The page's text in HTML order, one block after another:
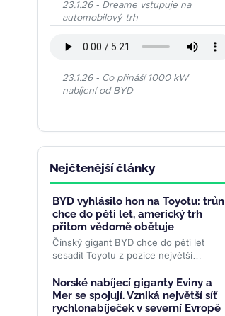
23.1.26 - Dreame vstupuje na
automobilový trh
23.1.26 - Co přináší 1000 kW
nabíjení od BYD
Nejčtenější články
BYD vyhlásilo hon na Toyotu: trůn
chce do pěti let, americký trh
přitom vědomě obětuje
Čínský gigant BYD chce do pěti let
sesadit Toyotu z pozice největší
automobilky světa — a podle
viceprezidentky Stelly Li k tomu...>>
Norské nabíjecí giganty Eviny a
Mer se spojují. Vzniká největší síť
rychlonabíječek v severní Evropě